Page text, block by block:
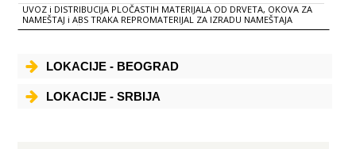
UVOZ i DISTRIBUCIJA PLOČASTIH MATERIJALA OD DRVETA, OKOVA ZA
NAMEŠTAJ i ABS TRAKA REPROMATERIJAL ZA IZRADU NAMEŠTAJA
PRODAJA MAŠINA i OPREME
LOKACIJE - BEOGRAD
LOKACIJE - SRBIJA